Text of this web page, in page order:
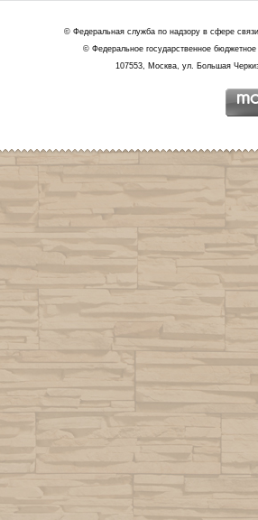
© Федеральная служба по надзору в сфере
© Федеральное государственное
107553, Москва, ул. Большая